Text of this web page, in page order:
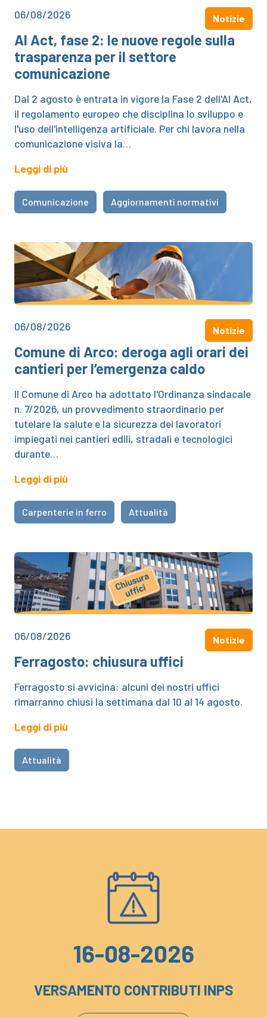
06/08/2026 Notizie
AI Act, fase 2: le nuove regole sulla
trasparenza per il settore
comunicazione
Dal 2 agosto è entrata in vigore la Fase 2 dell'AI Act,
il regolamento europeo che disciplina lo sviluppo e
l'uso dell'intelligenza artificiale. Per chi lavora nella
comunicazione visiva la…
Leggi di più
Comunicazione Aggiornamenti normativi
06/08/2026 Notizie
Comune di Arco: deroga agli orari dei
cantieri per l’emergenza caldo
Il Comune di Arco ha adottato l'Ordinanza sindacale
n. 7/2026, un provvedimento straordinario per
tutelare la salute e la sicurezza dei lavoratori
impiegati nei cantieri edili, stradali e tecnologici
durante…
Leggi di più
Carpenterie in ferro Attualità
06/08/2026 Notizie
Ferragosto: chiusura uffici
Ferragosto si avvicina: alcuni dei nostri uffici
rimarranno chiusi la settimana dal 10 al 14 agosto.
Leggi di più
Attualità
16-08-2026
VERSAMENTO CONTRIBUTI INPS